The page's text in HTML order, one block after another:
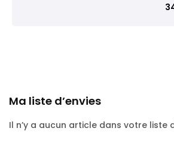
Ma liste d’envies
Il n’y a aucun article dans votre liste